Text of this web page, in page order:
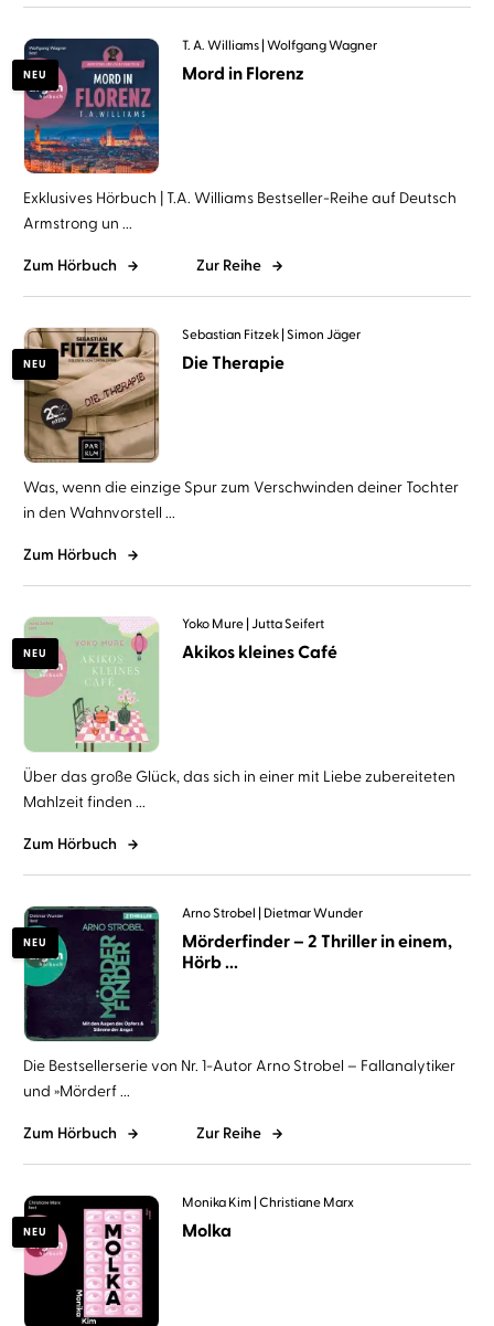
NEU
T. A. Williams Wolfgang Wagner
Mord in Florenz
Exklusives Hörbuch | T.A. Williams Bestseller-Reihe auf Deutsch
Armstrong un ...
Zum Hörbuch Zur Reihe
NEU
Sebastian Fitzek Simon Jäger
Die Therapie
Was, wenn die einzige Spur zum Verschwinden deiner Tochter
in den Wahnvorstell ...
Zum Hörbuch
NEU
Yoko Mure Jutta Seifert
Akikos kleines Café
Über das große Glück, das sich in einer mit Liebe zubereiteten
Mahlzeit finden ...
Zum Hörbuch
NEU
Arno Strobel Dietmar Wunder
Mörderfinder – 2 Thriller in einem,
Hörb ...
Die Bestsellerserie von Nr. 1-Autor Arno Strobel – Fallanalytiker
und »Mörderf ...
Zum Hörbuch Zur Reihe
NEU
Monika Kim Christiane Marx
Molka